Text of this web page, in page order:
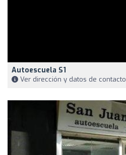
Autoescuela S1
Ver dirección y datos de contacto